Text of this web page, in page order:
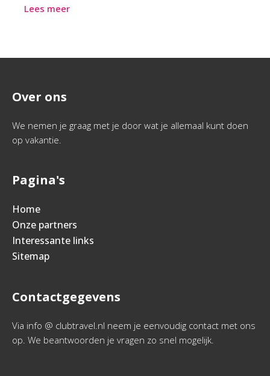
Lees meer
Over ons
We nemen je graag met je door wat je allemaal kunt doen
op vakantie.
Pagina's
Home
Onze partners
Interessante links
Sitemap
Contactgegevens
Via info @ clubtravel.nl neem je eenvoudig contact met ons
op. We beantwoorden je vragen zo snel mogelijk.